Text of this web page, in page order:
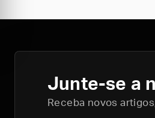
Junte-se a
Receba novos